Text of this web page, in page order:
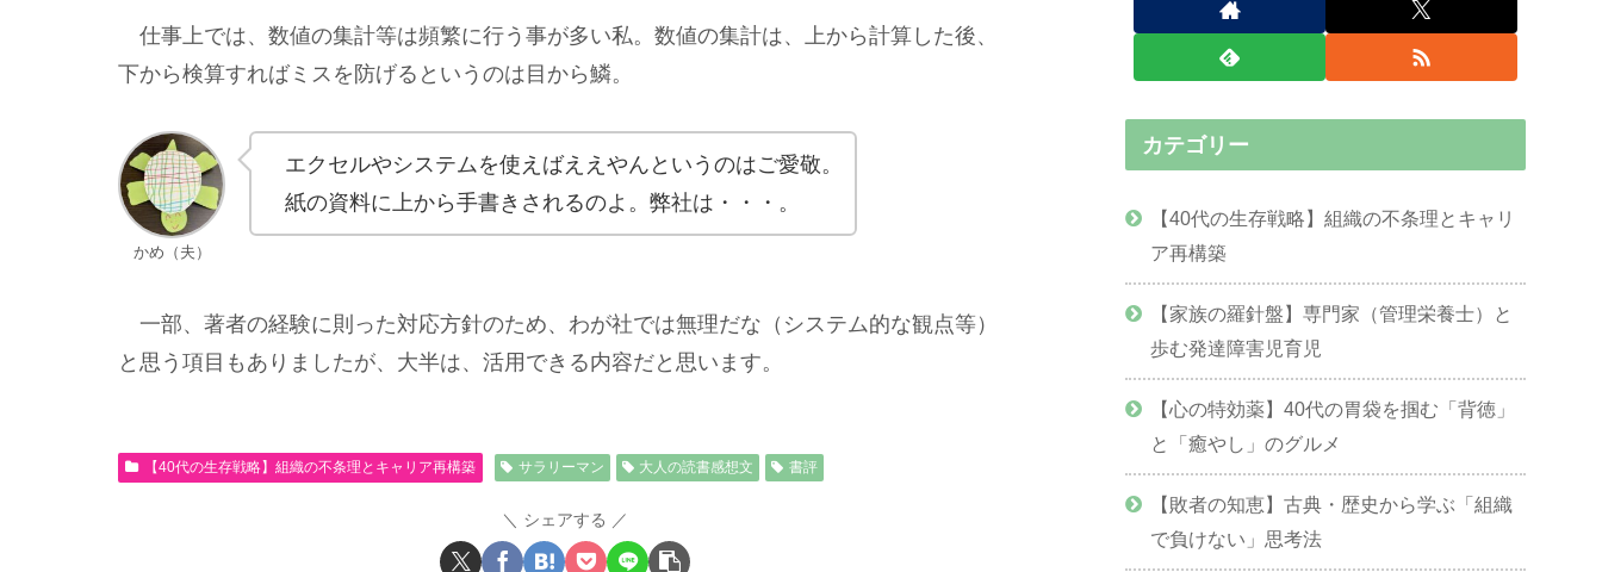
仕事上では、数値の集計等は頻繁に行う事が多い私。数値の集計は、上から計算した後、
下から検算すればミスを防げるというのは目から鱗。
かめ（夫）
エクセルやシステムを使えばええやんというのはご愛敬。
紙の資料に上から手書きされるのよ。弊社は・・・。
一部、著者の経験に則った対応方針のため、わが社では無理だな（システム的な観点等）
と思う項目もありましたが、大半は、活用できる内容だと思います。
【40代の生存戦略】組織の不条理とキャリア再構築 サラリーマン 大人の読書感想文 書評
シェアする
カテゴリー
【40代の生存戦略】組織の不条理とキャリ
ア再構築
【家族の羅針盤】専門家（管理栄養士）と
歩む発達障害児育児
【心の特効薬】40代の胃袋を掴む「背徳」
と「癒やし」のグルメ
【敗者の知恵】古典・歴史から学ぶ「組織
で負けない」思考法